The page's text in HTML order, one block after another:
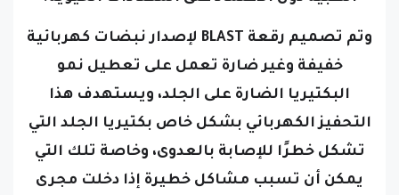
وتم تصميم رقعة BLAST لإصدار نبضات كهربائية
خفيفة وغير ضارة تعمل على تعطيل نمو
البكتيريا الضارة على الجلد، ويستهدف هذا
التحفيز الكهربائي بشكل خاص بكتيريا الجلد التي
تشكل خطرًا للإصابة بالعدوى، وخاصة تلك التي
يمكن أن تسبب مشاكل خطيرة إذا دخلت مجرى
الدم.